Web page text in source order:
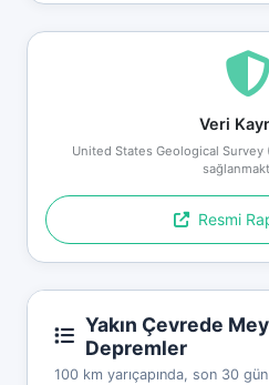
Veri
United States Geological Survey
Resmi
Yakın Çevrede
Depremler
100 km yarıçapında, son 30